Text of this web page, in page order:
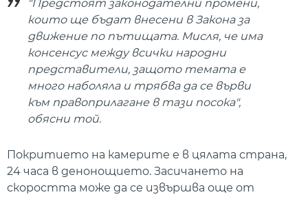
"Предстоят законодателни промени,
които ще бъдат внесени в Закона за
движение по пътищата. Мисля, че има
консенсус между всички народни
представители, защото темата е
много наболяла и трябва да се върви
към правоприлагане в тази посока",
обясни той.
Покритието на камерите е в цялата страна,
24 часа в денонощието. Засичането на
скоростта може да се извършва още от